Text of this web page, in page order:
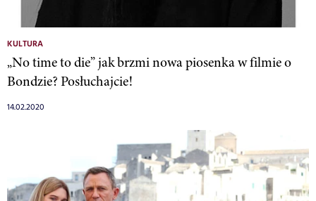
KULTURA
„No time to die” jak brzmi nowa piosenka w filmie o
Bondzie? Posłuchajcie!
14.02.2020